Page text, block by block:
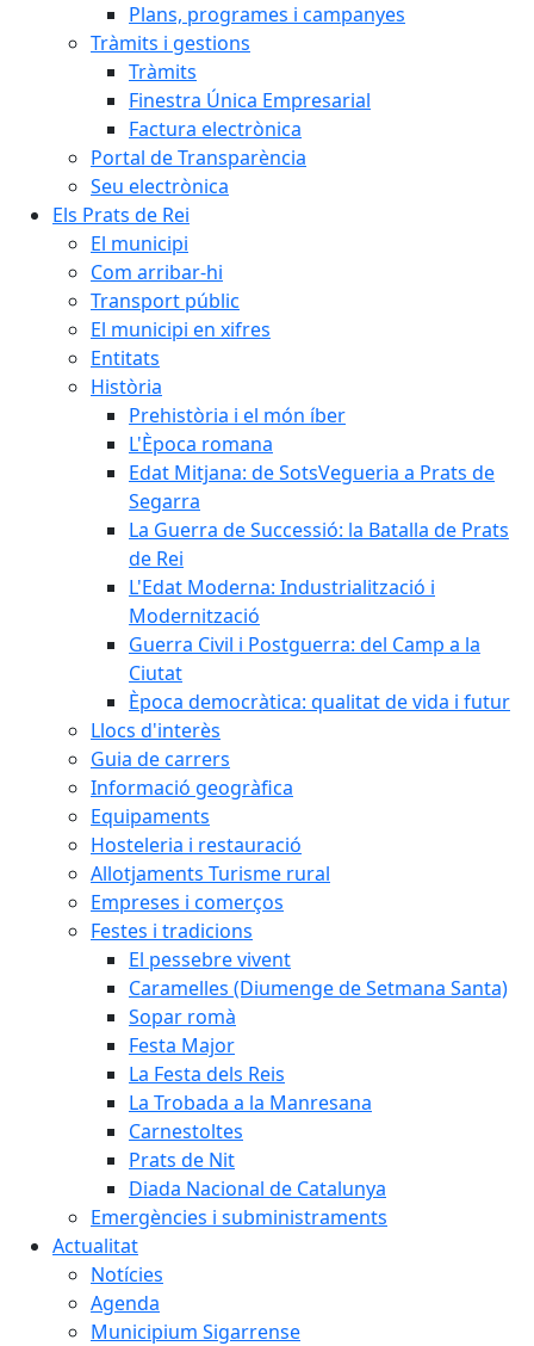
Plans, programes i campanyes
Tràmits i gestions
Tràmits
Finestra Única Empresarial
Factura electrònica
Portal de Transparència
Seu electrònica
Els Prats de Rei
El municipi
Com arribar-hi
Transport públic
El municipi en xifres
Entitats
Història
Prehistòria i el món íber
L'Època romana
Edat Mitjana: de SotsVegueria a Prats de
Segarra
La Guerra de Successió: la Batalla de Prats
de Rei
L'Edat Moderna: Industrialització i
Modernització
Guerra Civil i Postguerra: del Camp a la
Ciutat
Època democràtica: qualitat de vida i futur
Llocs d'interès
Guia de carrers
Informació geogràfica
Equipaments
Hosteleria i restauració
Allotjaments Turisme rural
Empreses i comerços
Festes i tradicions
El pessebre vivent
Caramelles (Diumenge de Setmana Santa)
Sopar romà
Festa Major
La Festa dels Reis
La Trobada a la Manresana
Carnestoltes
Prats de Nit
Diada Nacional de Catalunya
Emergències i subministraments
Actualitat
Notícies
Agenda
Municipium Sigarrense